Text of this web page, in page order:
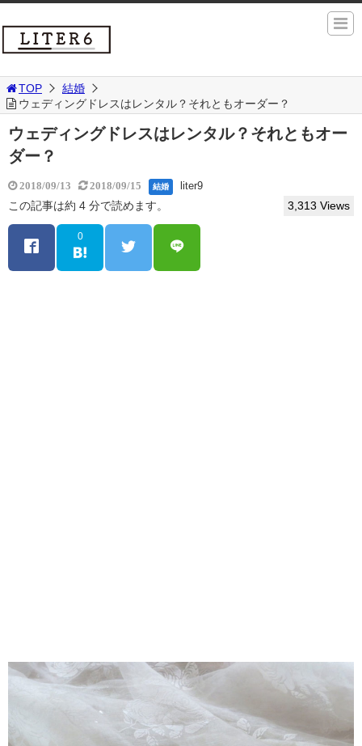
TOP
結婚
ウェディングドレスはレンタル？それともオーダー？
ウェディングドレスはレンタル？それともオー
ダー？
2018/09/13 2018/09/15 結婚 liter9
この記事は約 4 分で読めます。 3,313 Views
0